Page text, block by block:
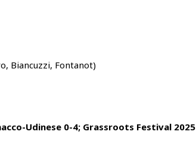
Biancuzzi, Fontanot)
Udinese 0-4; Grassroots Festival 2025